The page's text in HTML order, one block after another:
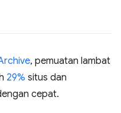
, pemuatan lambat
29% situs dan
cepat.